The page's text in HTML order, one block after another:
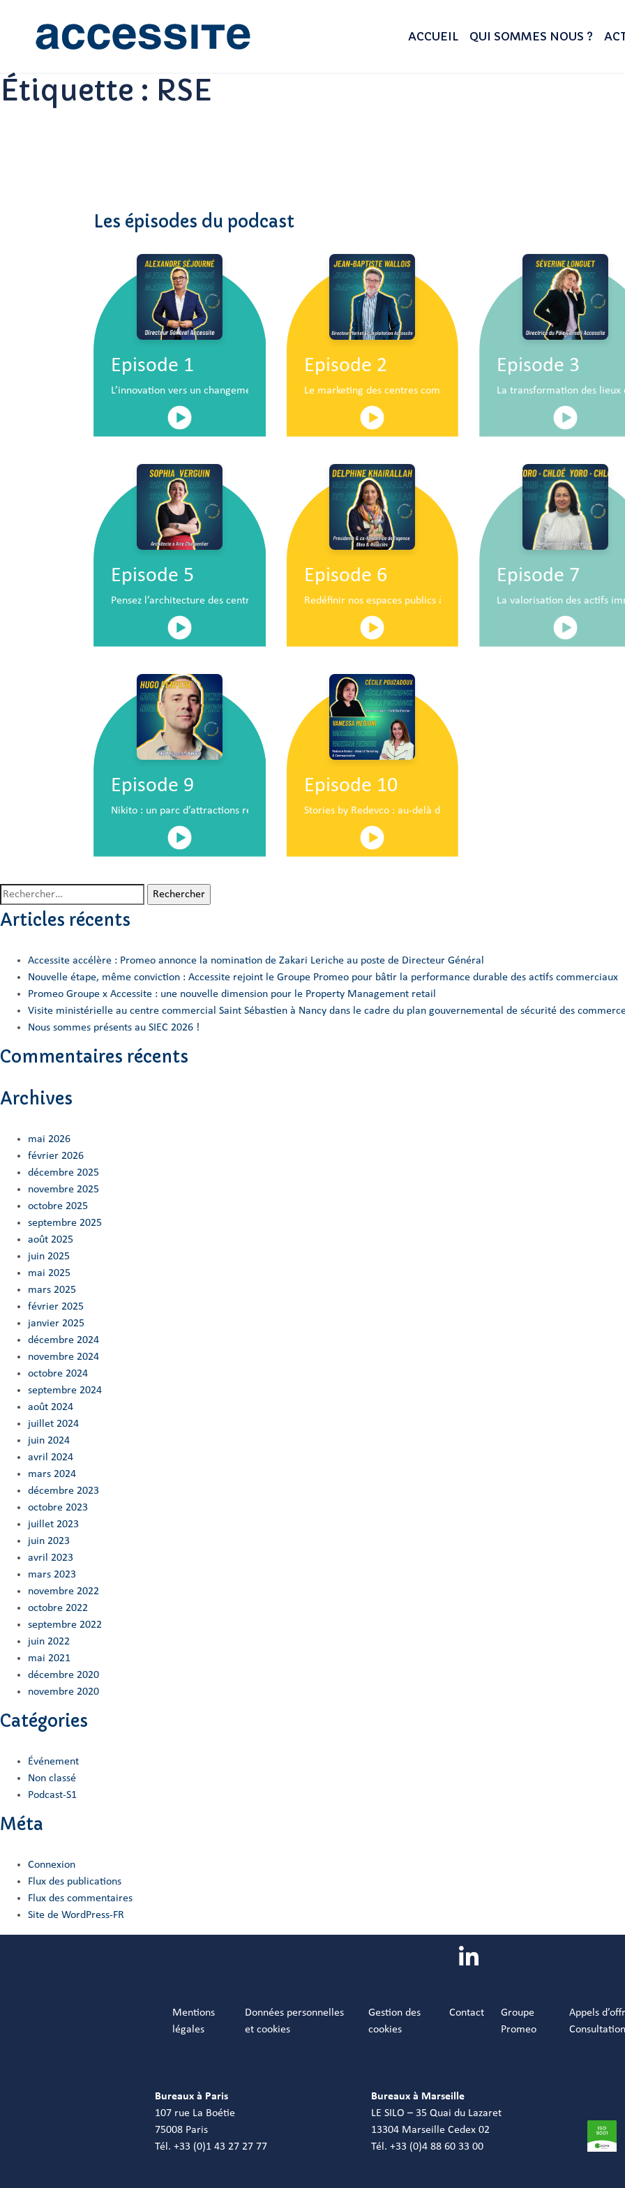
ACCUEIL QUI SOMMES NOUS ?
Étiquette : RSE
Les épisodes du podcast
Episode 1
L’innovation vers un changement de situation
Episode 2
Le marketing des centres commerciaux au service du développement
Episode 3
La transformation des lieux
Episode 5
Pensez l’architecture des centres commerciaux de demain
Episode 6
Redéfinir nos espaces publics à hauteur d’enfants
Episode 7
La valorisation des actifs
Episode 9
Nikito : un parc d’attractions révolutionnaire en plein centre commercial centre commercial
Episode 10
Stories by Redevco : au-delà du pop-up traditionnel
Rechercher :
Articles récents
Accessite accélère : Promeo annonce la nomination de Zakari Leriche au poste de Directeur Général
Nouvelle étape, même conviction : Accessite rejoint le Groupe Promeo pour bâtir la performance durable des actifs commerciaux
Promeo Groupe x Accessite : une nouvelle dimension pour le Property Management retail
Visite ministérielle au centre commercial Saint Sébastien à Nancy dans le cadre du plan gouvernemental de sécurité des
Nous sommes présents au SIEC 2026 !
Commentaires récents
Archives
mai 2026
février 2026
décembre 2025
novembre 2025
octobre 2025
septembre 2025
août 2025
juin 2025
mai 2025
mars 2025
février 2025
janvier 2025
décembre 2024
novembre 2024
octobre 2024
septembre 2024
août 2024
juillet 2024
juin 2024
avril 2024
mars 2024
décembre 2023
octobre 2023
juillet 2023
juin 2023
avril 2023
mars 2023
novembre 2022
octobre 2022
septembre 2022
juin 2022
mai 2021
décembre 2020
novembre 2020
Catégories
Événement
Non classé
Podcast-S1
Méta
Connexion
Flux des publications
Flux des commentaires
Site de WordPress-FR
Mentions
légales
Données personnelles
et cookies
Gestion des
cookies
Contact
Groupe
Promeo
Appels
Bureaux à Paris
107 rue La Boétie
75008 Paris
Tél. +33 (0)1 43 27 27 77
Bureaux à Marseille
LE SILO – 35 Quai du Lazaret
13304 Marseille Cedex 02
Tél. +33 (0)4 88 60 33 00